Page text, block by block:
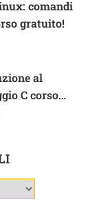
comandi
gratuito!
al
C corso